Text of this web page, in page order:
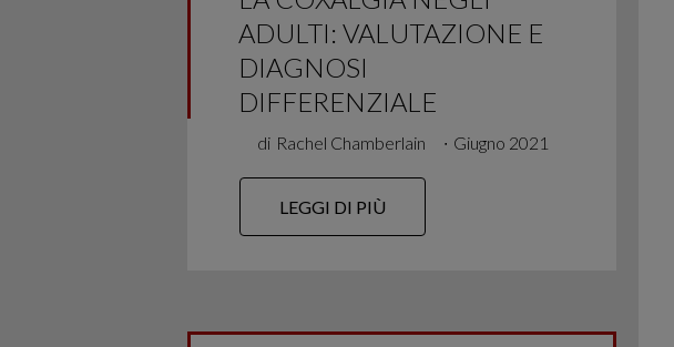
ADULTI: VALUTAZIONE E
DIAGNOSI
DIFFERENZIALE
di Rachel Chamberlain ∙ Giugno 2021
LEGGI DI PIÙ